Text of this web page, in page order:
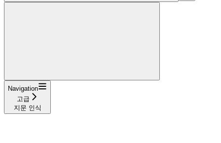
Navigation
고급
지문 인식